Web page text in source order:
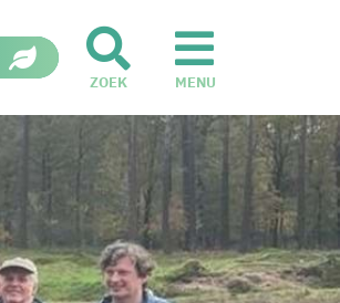
ZOEK MENU